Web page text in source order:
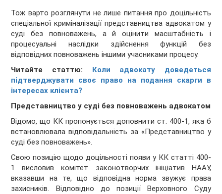
Тож варто розглянути не лише питання про доцільність
спеціальної криміналізації представництва адвокатом у
суді без повноважень, а й оцінити масштабність і
процесуальні наслідки здійснення функцій без
відповідних повноважень іншими учасниками процесу.
Читайте статтю: Коли адвокату доведеться
підтверджувати своє право на подання скарги в
інтересах клієнта?
Представництво у суді без повноважень адвокатом
Відомо, що КК пропонується доповнити ст. 400-1, яка б
встановлювала відповідальність за «Представництво у
суді без повноважень».
Свою позицію щодо доцільності появи у КК статті 400-
1 висловив комітет законотворчих ініціатив НААУ,
вказавши на те, що відповідна норма звужує права
захисників. Відповідно до позиції Верховного Суду